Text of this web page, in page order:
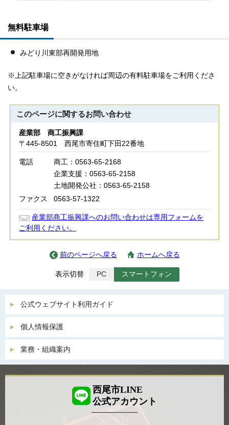
無料駐車場
みどり川東部再開発用地
※上記駐車場に空きがなければ周辺の有料駐車場をご利用くださ
い。
このページに関するお問い合わせ
産業部 商工振興課
〒445-8501 西尾市寄住町下田22番地
電話
商工：0563-65-2168
企業支援：0563-65-2158
土地開発公社：0563-65-2158
ファクス
0563-57-1322
産業部商工振興課へのお問い合わせは専用フォームを
ご利用ください。
前のページへ戻る ホームへ戻る
表示切替 PC スマートフォン
公式ウェブサイト利用ガイド
個人情報保護
業務・組織案内
西尾市LINE
公式アカウント